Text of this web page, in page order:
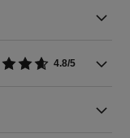
4.8/5